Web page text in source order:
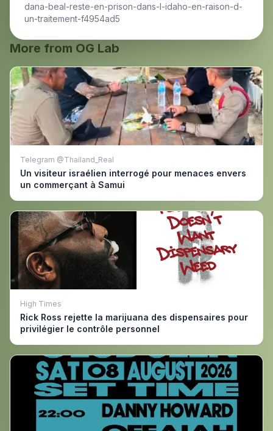
dana-beal-reste-en-prison-dans-l-idaho-en-raison-d-
un-traitement-f4954ad5
More from OG Lab
Telegram @Thailand_Real
Un visiteur israélien interrogé pour menaces envers
un commerçant à Samui
High Times
Rick Ross rejette la marijuana des dispensaires pour
privilégier le contrôle personnel